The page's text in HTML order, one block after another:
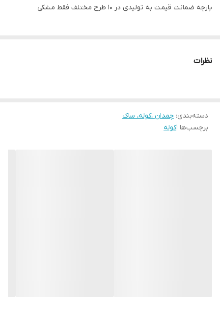
پارچه ضمانت قیمت به تولیدی در 10 طرح مختلف فقط مشکی
نظرات
دسته‌بندی: چمدان ،کوله، ساک
برچسب‌ها :کوله